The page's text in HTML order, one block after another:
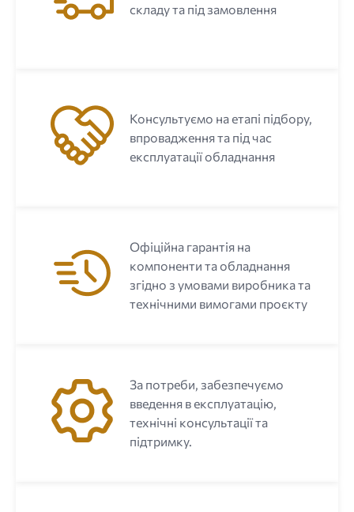
складу та під замовлення
Консультуємо на етапі підбору,
впровадження та під час
експлуатації обладнання
Офіційна гарантія на
компоненти та обладнання
згідно з умовами виробника та
технічними вимогами проєкту
За потреби, забезпечуємо
введення в експлуатацію,
технічні консультації та
підтримку.